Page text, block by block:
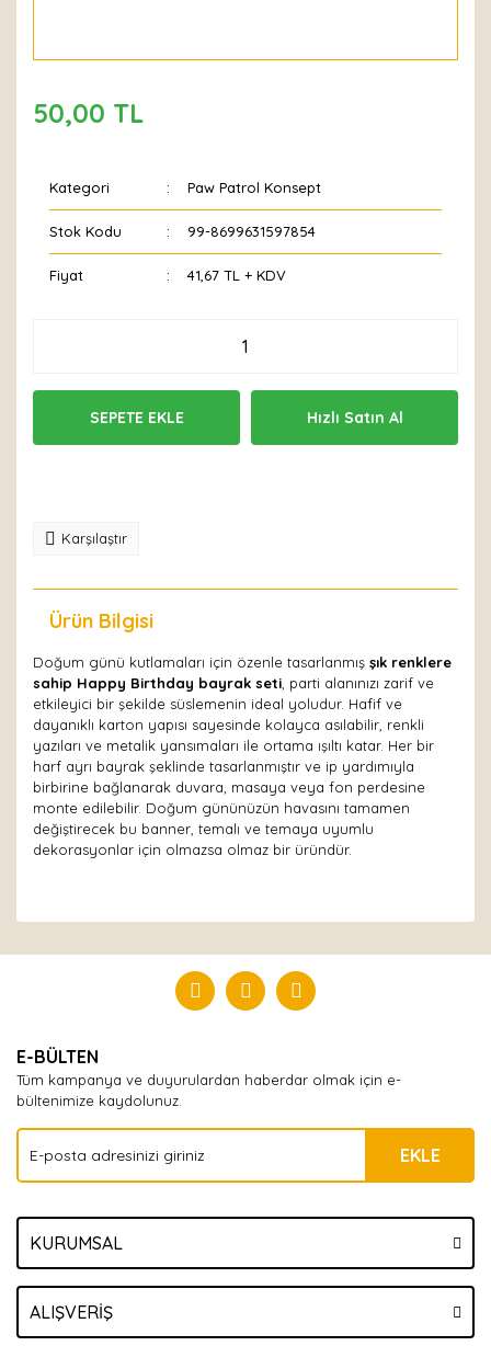
50,00 TL
Kategori Paw Patrol Konsept
Stok Kodu 99-8699631597854
Fiyat 41,67 TL + KDV
SEPETE EKLE Hızlı Satın Al
Karşılaştır
Ürün Bilgisi
Doğum günü kutlamaları için özenle tasarlanmış şık renklere
sahip Happy Birthday bayrak seti , parti alanınızı zarif ve
etkileyici bir şekilde süslemenin ideal yoludur. Hafif ve
dayanıklı karton yapısı sayesinde kolayca asılabilir, renkli
yazıları ve metalik yansımaları ile ortama ışıltı katar. Her bir
harf ayrı bayrak şeklinde tasarlanmıştır ve ip yardımıyla
birbirine bağlanarak duvara, masaya veya fon perdesine
monte edilebilir. Doğum gününüzün havasını tamamen
değiştirecek bu banner, temalı ve temaya uyumlu
dekorasyonlar için olmazsa olmaz bir üründür.
Yorum Yaz
E-BÜLTEN
Tüm kampanya ve duyurulardan haberdar olmak için e-
bültenimize kaydolunuz.
EKLE
KURUMSAL
ALIŞVERİŞ